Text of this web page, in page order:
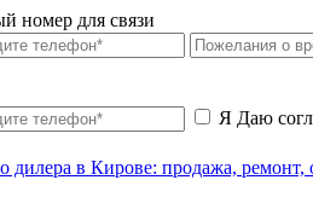
номер для связи
Я Даю